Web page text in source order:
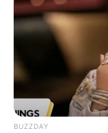
BUZZDAY